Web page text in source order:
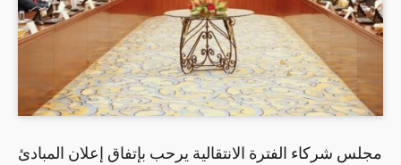
مجلس شركاء الفترة الانتقالية يرحب بإتفاق إعلان المبادئ